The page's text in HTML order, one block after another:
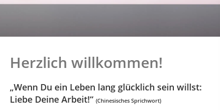
Herzlich willkommen!
„Wenn Du ein Leben lang glücklich sein willst:
Liebe Deine Arbeit!“ (Chinesisches Sprichwort)